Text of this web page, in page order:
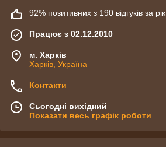
92% позитивних з 190 відгуків за рік
Працює з 02.12.2010
м. Харків
Харків, Україна
Контакти
Сьогодні вихідний
Показати весь графік роботи